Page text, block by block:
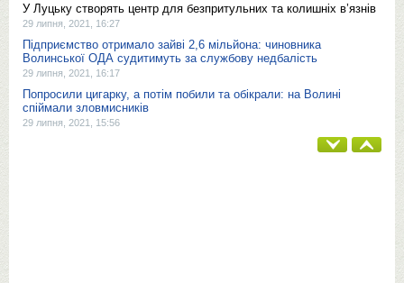
У Луцьку створять центр для безпритульних та колишніх в’язнів
29 липня, 2021, 16:27
Підприємство отримало зайві 2,6 мільйона: чиновника
Волинської ОДА судитимуть за службову недбалість
29 липня, 2021, 16:17
Попросили цигарку, а потім побили та обікрали: на Волині
спіймали зловмисників
29 липня, 2021, 15:56